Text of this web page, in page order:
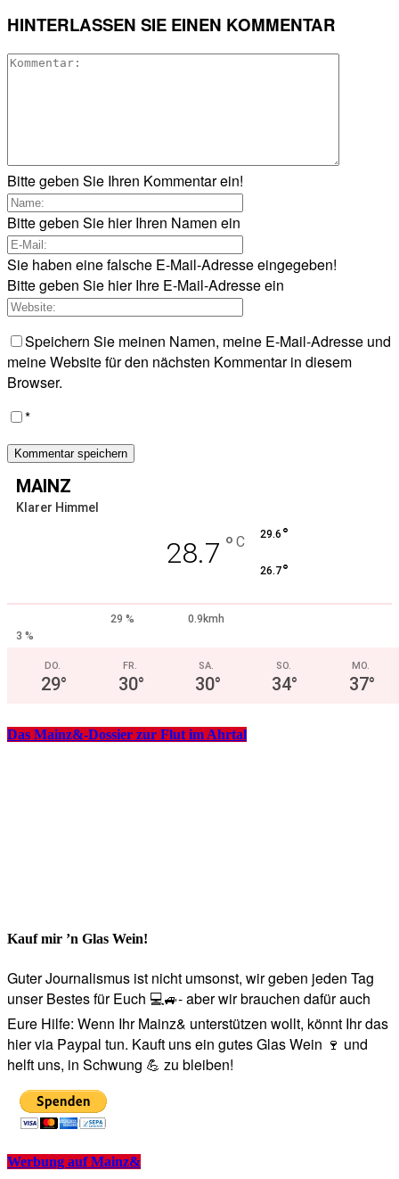
HINTERLASSEN SIE EINEN KOMMENTAR
Bitte geben Sie Ihren Kommentar ein!
Bitte geben Sie hier Ihren Namen ein
Sie haben eine falsche E-Mail-Adresse eingegeben!
Bitte geben Sie hier Ihre E-Mail-Adresse ein
Speichern Sie meinen Namen, meine E-Mail-Adresse und
meine Website für den nächsten Kommentar in diesem
Browser.
*
MAINZ
Klarer Himmel
28.7 ° C 29.6 °
26.7°
29 %
0.9kmh
3 %
DO.
29°
FR.
30°
SA.
30°
SO.
34°
MO.
37°
Das Mainz&-Dossier zur Flut im Ahrtal
Kauf mir ’n Glas Wein!
Guter Journalismus ist nicht umsonst, wir geben jeden Tag
unser Bestes für Euch 💻🚙- aber wir brauchen dafür auch
Eure Hilfe: Wenn Ihr Mainz& unterstützen wollt, könnt Ihr das
hier via Paypal tun. Kauft uns ein gutes Glas Wein 🍷 und
helft uns, in Schwung 💪 zu bleiben!
Werbung auf Mainz&